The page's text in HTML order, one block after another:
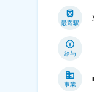
最寄駅
給与
事業